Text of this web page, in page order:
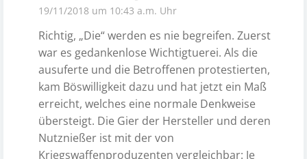
19/11/2018 um 10:43 a.m. Uhr
Richtig, „Die“ werden es nie begreifen. Zuerst
war es gedankenlose Wichtigtuerei. Als die
ausuferte und die Betroffenen protestierten,
kam Böswilligkeit dazu und hat jetzt ein Maß
erreicht, welches eine normale Denkweise
übersteigt. Die Gier der Hersteller und deren
Nutznießer ist mit der von
Kriegswaffenproduzenten vergleichbar: Je